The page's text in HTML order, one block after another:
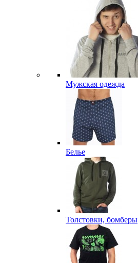
Мужская одежда
Белье
Толстовки, бомберы